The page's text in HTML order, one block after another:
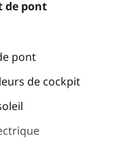
de pont
pont
de cockpit